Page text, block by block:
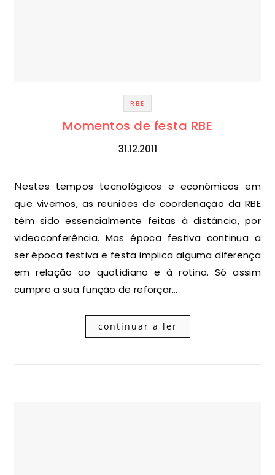
RBE
Momentos de festa RBE
31.12.2011
Nestes tempos tecnológicos e económicos em
que vivemos, as reuniões de coordenação da RBE
têm sido essencialmente feitas à distância, por
videoconferência. Mas época festiva continua a
ser época festiva e festa implica alguma diferença
em relação ao quotidiano e à rotina. Só assim
cumpre a sua função de reforçar…
continuar a ler